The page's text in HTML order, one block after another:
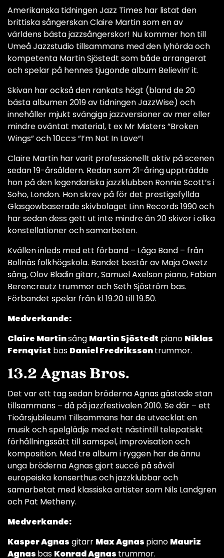
Amerikanska tidningen Jazz Times har listat den
brittiska sångerskan Claire Martin som en av
världens bästa jazzsångerskor! Nu kommer hon till
Umeå Jazzstudio tillsammans med den lyhörda och
kompetenta Martin Sjöstedt som både arrangerat
och spelar på hennes tjugonde album Believin’ it.
Skivan har också den rankats högt (bland de 20
bästa albumen 2019 av tidningen JazzWise) och
innehåller mjukt svängiga jazzversioner av mer eller
mindre oväntat material, t ex Mr Misters ”Broken
Wings” och 10cc:s ”I’m Not In Love”!
Claire Martin har varit professionellt aktiv på scenen
sedan 19-årsåldern. Redan som 21-åring uppträdde
hon på den legendariska jazzklubben Ronnie Scott’s i
Soho, London. Hon skrev på för det prestigefyllda
Glasgowbaserade skivbolaget Linn Records 1990 och
har sedan dess gett ut inte mindre än 20 skivor i olika
konstellationer och samarbeten.
Kvällen inleds med ett förband – Låga Band – från
Bollnäs folkhögskola. Bandet består av Maja Owetz
sång, Olov Bladin gitarr, Samuel Axelson piano, Fabian
Berencreutz trummor och Seth Sjöström bas.
Förbandet spelar från kl 19.20 till 19.50.
Medverkande:
Claire Martinsång Martin Sjöstedt piano Niklas
Fernqvist bas Daniel Fredrikssontrummor.
13.2 Agnas Bros.
Det var ett tag sedan bröderna Agnas gästade stan
tillsammans – då på jazzfestivalen 2010. Se där – ett
Tioårsjubileum! Tillsammans har de utvecklat en
musik och spelglädje med ett nästintill telepatiskt
förhållningssätt till samspel, improvisation och
komposition. Med tre album i ryggen har de ännu
unga bröderna Agnas gjort succé på såväl
europeiska konserthus och jazzklubbar och
samarbetat med klassiska artister som Nils Landgren
och Pat Metheny.
Medverkande:
Kasper Agnas gitarr Max Agnas piano Mauriz
Agnas bas Konrad Agnas trummor.